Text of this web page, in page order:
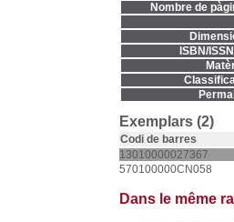
Nombre de
ISBN/
Exemplars (2)
Codi de barres
13010000027367
570100000CN058
Dans le même